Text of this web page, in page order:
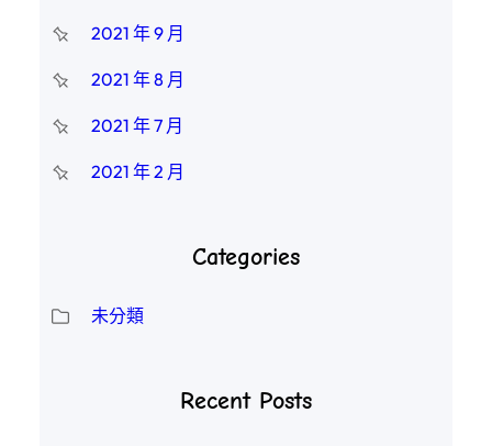
2021 年 9 月
2021 年 8 月
2021 年 7 月
2021 年 2 月
Categories
未分類
Recent Posts